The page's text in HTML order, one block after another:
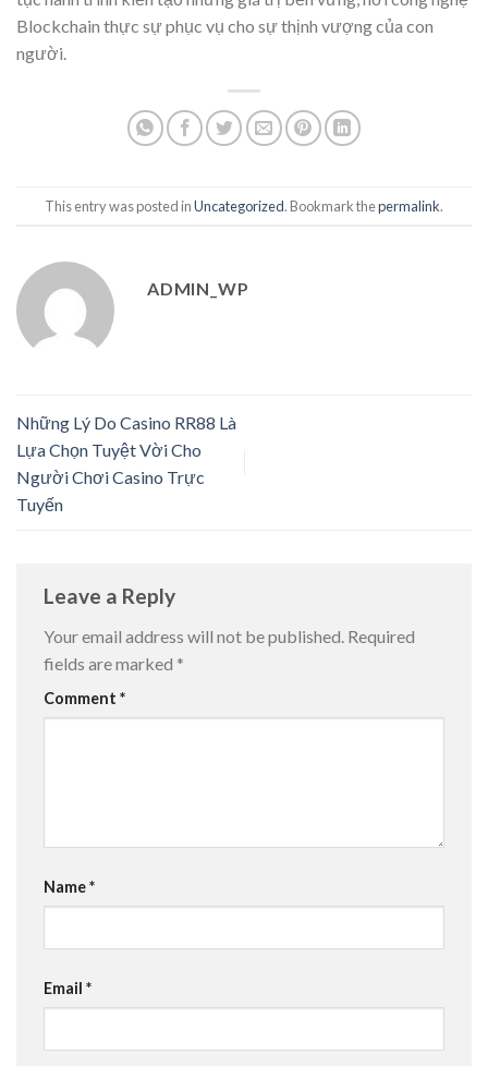
Blockchain thực sự phục vụ cho sự thịnh vượng của con
người.
This entry was posted inUncategorized. Bookmark thepermalink.
ADMIN_WP
Những Lý Do Casino RR88 Là
Lựa Chọn Tuyệt Vời Cho
Người Chơi Casino Trực
Tuyến
Leave a Reply
Your email address will not be published. Required
fields are marked *
Comment *
Name*
Email *